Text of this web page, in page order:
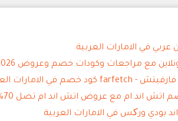
في الامارات العربية
مع مراجعات وكودات خصم وعروض 2026
اتش اند ام مع عروض اتش اند ام تصل 70%
بودي ورکس في الامارات العربية